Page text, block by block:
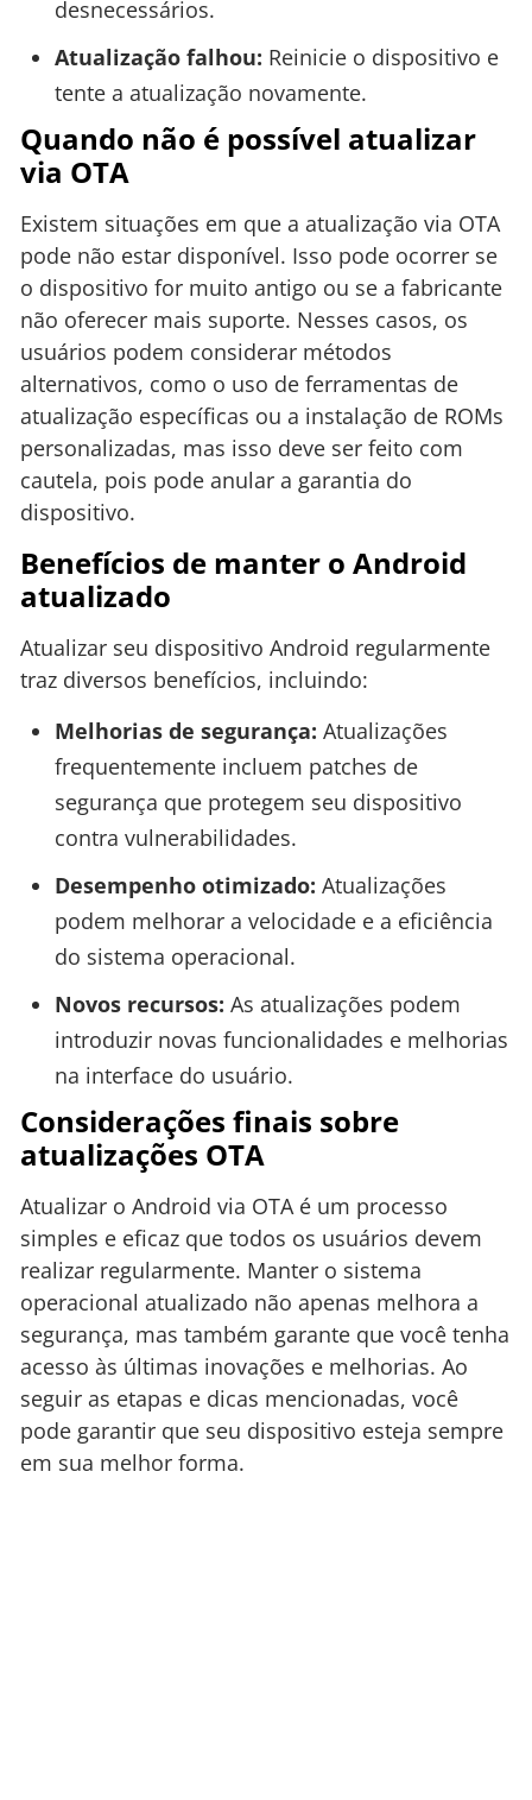
desnecessários.
Atualização falhou: Reinicie o dispositivo e
tente a atualização novamente.
Quando não é possível atualizar
via OTA
Existem situações em que a atualização via OTA
pode não estar disponível. Isso pode ocorrer se
o dispositivo for muito antigo ou se a fabricante
não oferecer mais suporte. Nesses casos, os
usuários podem considerar métodos
alternativos, como o uso de ferramentas de
atualização específicas ou a instalação de ROMs
personalizadas, mas isso deve ser feito com
cautela, pois pode anular a garantia do
dispositivo.
Benefícios de manter o Android
atualizado
Atualizar seu dispositivo Android regularmente
traz diversos benefícios, incluindo:
Melhorias de segurança: Atualizações
frequentemente incluem patches de
segurança que protegem seu dispositivo
contra vulnerabilidades.
Desempenho otimizado: Atualizações
podem melhorar a velocidade e a eficiência
do sistema operacional.
Novos recursos: As atualizações podem
introduzir novas funcionalidades e melhorias
na interface do usuário.
Considerações finais sobre
atualizações OTA
Atualizar o Android via OTA é um processo
simples e eficaz que todos os usuários devem
realizar regularmente. Manter o sistema
operacional atualizado não apenas melhora a
segurança, mas também garante que você tenha
acesso às últimas inovações e melhorias. Ao
seguir as etapas e dicas mencionadas, você
pode garantir que seu dispositivo esteja sempre
em sua melhor forma.